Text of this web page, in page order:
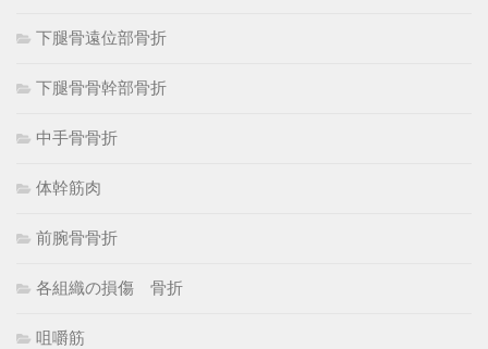
下腿骨遠位部骨折
下腿骨骨幹部骨折
中手骨骨折
体幹筋肉
前腕骨骨折
各組織の損傷 骨折
咀嚼筋